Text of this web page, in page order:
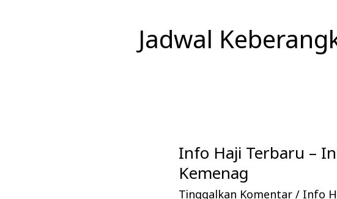
Jadwal
Info Haji Terbaru –
Kemenag
Tinggalkan Komentar / Info
Info
Haji
Terbaru